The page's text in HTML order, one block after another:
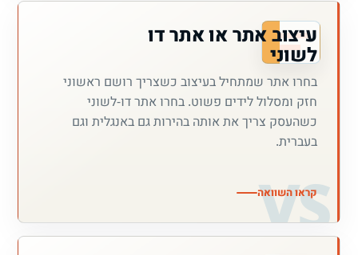
עיצוב אתר או אתר דו
לשוני
בחרו אתר שמתחיל בעיצוב כשצריך רושם ראשוני
חזק ומסלול לידים פשוט. בחרו אתר דו-לשוני
כשהעסק צריך את אותה בהירות גם באנגלית וגם
בעברית.
קראו השוואה